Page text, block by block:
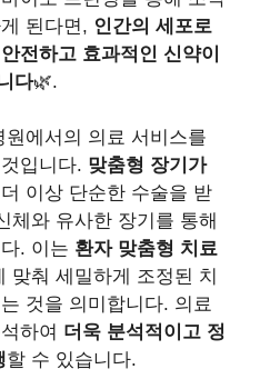
된다면, 인간의 세포로
전하고 효과적인 신약이
다🌿.
에서의 의료 서비스를
입니다. 맞춤형 장기가
이상 단순한 수술을 받
체와 유사한 장기를 통해
. 이는 환자 맞춤형 치료
맞춰 세밀하게 조정된 치
것을 의미합니다. 의료
하여 더욱 분석적이고 정
할 수 있습니다.